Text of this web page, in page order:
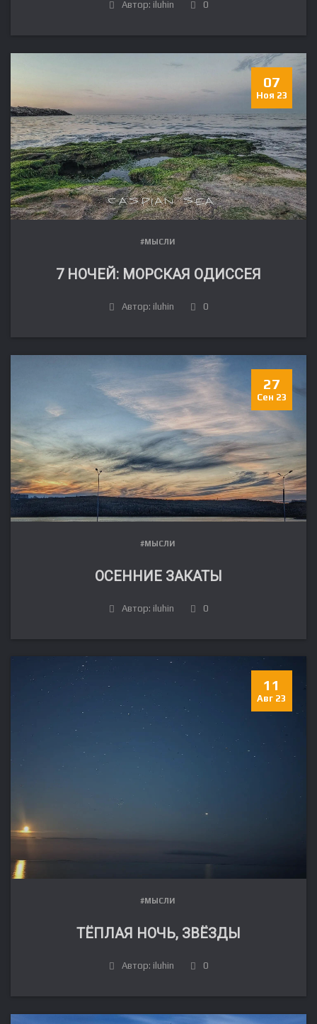
Автор: iluhin 0
07
Ноя 23
#МЫСЛИ
7 НОЧЕЙ: МОРСКАЯ ОДИССЕЯ
Автор: iluhin 0
27
Сен 23
#МЫСЛИ
ОСЕННИЕ ЗАКАТЫ
Автор: iluhin 0
11
Авг 23
#МЫСЛИ
ТЁПЛАЯ НОЧЬ, ЗВЁЗДЫ
Автор: iluhin 0